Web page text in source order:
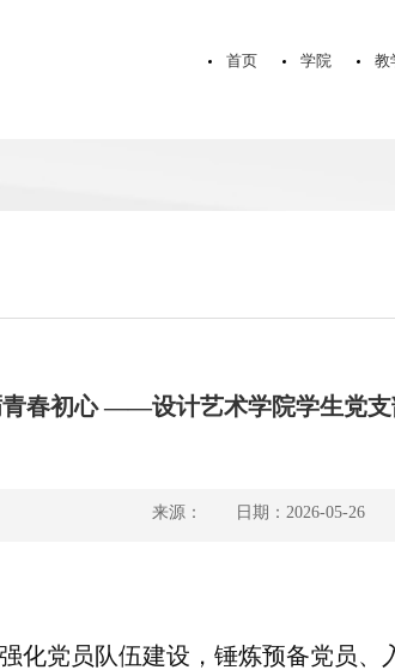
首页 学院 教
春初心 ——设计艺术学院学生党
来源： 日期：2026-05-26
化党员队伍建设，锤炼预备党员